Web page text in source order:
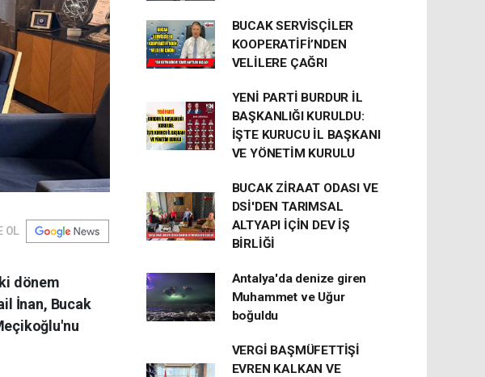
OL
dönem
İnan, Bucak
BUCAK SERVİSÇİLER
KOOPERATİFİ’NDEN
VELİLERE ÇAĞRI
YENİ PARTİ BURDUR İL
BAŞKANLIĞI KURULDU:
İŞTE KURUCU İL BAŞKANI
VE YÖNETİM KURULU
BUCAK ZİRAAT ODASI VE
DSİ'DEN TARIMSAL
ALTYAPI İÇİN DEV İŞ
BİRLİĞİ
Antalya'da denize giren
Muhammet ve Uğur
boğuldu
VERGİ BAŞMÜFETTİŞİ
EVREN KALKAN VE